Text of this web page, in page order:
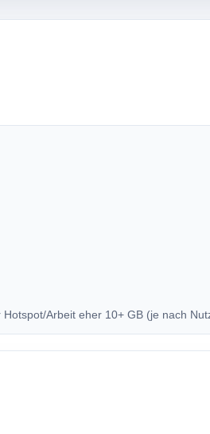
Arbeit eher 10+ GB (je nach